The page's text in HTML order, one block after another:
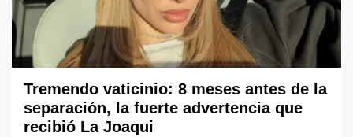
Tremendo vaticinio: 8 meses antes de la
separación, la fuerte advertencia que
recibió La Joaqui